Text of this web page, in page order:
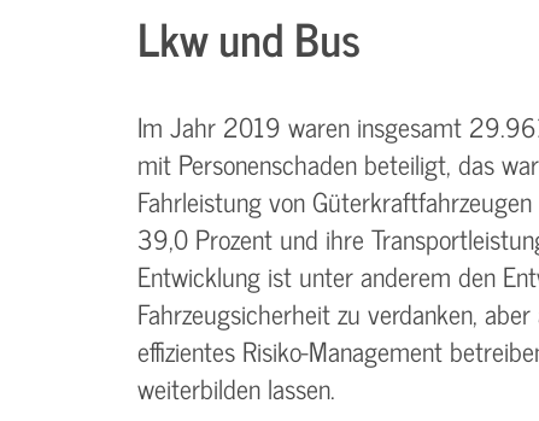
Lkw und Bus
Im Jahr 2019 waren insgesamt
mit Personenschaden beteiligt, das
Fahrleistung von
39,0 Prozent und ihre
Entwicklung ist unter anderem den
Fahrzeugsicherheit zu verdanken,
effizientes Risiko-Management
weiterbilden lassen.